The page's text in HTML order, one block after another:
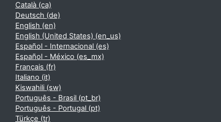
Català ‎(ca)‎
Deutsch ‎(de)‎
English ‎(en)‎
English (United States) ‎(en_us)‎
Español - Internacional ‎(es)‎
Español - México ‎(es_mx)‎
Français ‎(fr)‎
Italiano ‎(it)‎
Kiswahili ‎(sw)‎
Português - Brasil ‎(pt_br)‎
Português - Portugal ‎(pt)‎
Türkçe ‎(tr)‎